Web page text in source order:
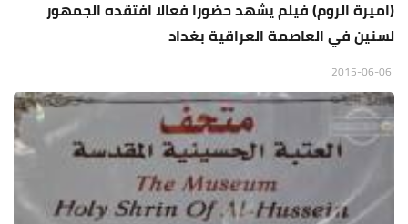
(اميرة الروم) فيلم يشهد حضورا فعالا افتقده الجمهور
لسنين في العاصمة العراقية بغداد